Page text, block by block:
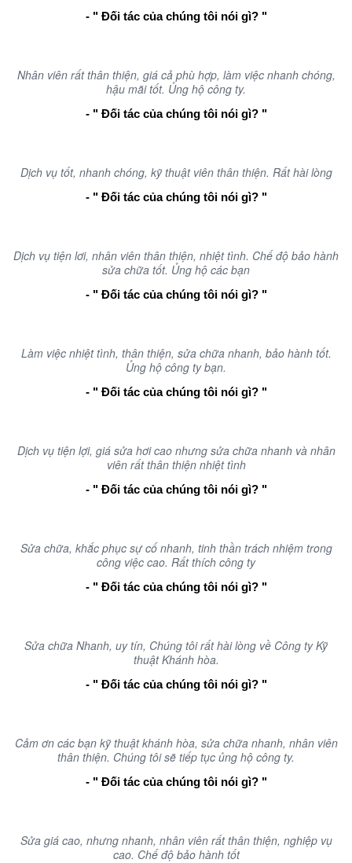
- " Đối tác của chúng tôi nói gì? "
Nhân viên rất thân thiện, giá cả phù hợp, làm việc nhanh chóng,
hậu mãi tốt. Ủng hộ công ty.
- " Đối tác của chúng tôi nói gì? "
Dịch vụ tốt, nhanh chóng, kỹ thuật viên thân thiện. Rất hài lòng
- " Đối tác của chúng tôi nói gì? "
Dịch vụ tiện lơi, nhân viên thân thiện, nhiệt tình. Chế độ bảo hành
sửa chữa tốt. Ủng hộ các bạn
- " Đối tác của chúng tôi nói gì? "
Làm việc nhiệt tình, thân thiện, sửa chữa nhanh, bảo hành tốt.
Ủng hộ công ty bạn.
- " Đối tác của chúng tôi nói gì? "
Dịch vụ tiện lợi, giá sửa hơi cao nhưng sửa chữa nhanh và nhân
viên rất thân thiện nhiệt tình
- " Đối tác của chúng tôi nói gì? "
Sửa chữa, khắc phục sự cố nhanh, tinh thần trách nhiệm trong
công việc cao. Rất thích công ty
- " Đối tác của chúng tôi nói gì? "
Sửa chữa Nhanh, uy tín, Chúng tôi rất hài lòng về Công ty Kỹ
thuật Khánh hòa.
- " Đối tác của chúng tôi nói gì? "
Cảm ơn các bạn kỹ thuật khánh hòa, sửa chữa nhanh, nhân viên
thân thiện. Chúng tôi sẽ tiếp tục ủng hộ công ty.
- " Đối tác của chúng tôi nói gì? "
Sửa giá cao, nhưng nhanh, nhân viên rất thân thiện, nghiệp vụ
cao. Chế độ bảo hành tốt